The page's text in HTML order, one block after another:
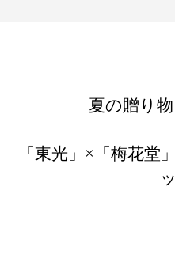
夏の贈り
「東光」×「梅花堂